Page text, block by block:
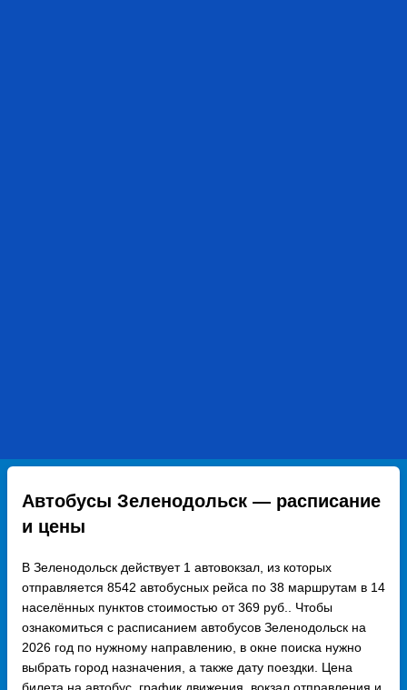
Автобусы Зеленодольск — расписание
и цены
В Зеленодольск действует 1 автовокзал, из которых
отправляется 8542 автобусных рейса по 38 маршрутам в 14
населённых пунктов стоимостью от 369 руб.. Чтобы
ознакомиться с расписанием автобусов Зеленодольск на
2026 год по нужному направлению, в окне поиска нужно
выбрать город назначения, а также дату поездки. Цена